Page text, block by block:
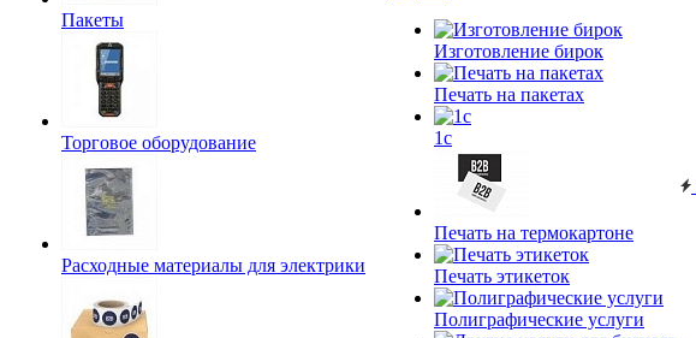
Пакеты
Торговое оборудование
Расходные материалы для электрики
Изготовление бирок
Печать на пакетах
1c
Печать на термокартоне
Печать этикеток
Полиграфические услуги